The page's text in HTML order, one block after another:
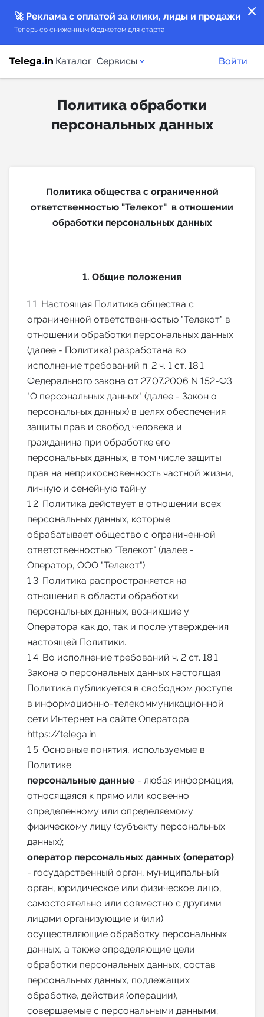
close
🚀 Реклама с оплатой за клики, лиды и продажи
Теперь со сниженным бюджетом для старта!
Каталог Сервисы
Каталог каналов
Индекс читаемости каналов в Telegram
Аналитика Telegram
Войти
Политика обработки
персональных данных
Политика общества с ограниченной
ответственностью "Телекот" в отношении
обработки персональных данных
1. Общие положения
1.1. Настоящая Политика общества с
ограниченной ответственностью "Телекот" в
отношении обработки персональных данных
(далее - Политика) разработана во
исполнение требований п. 2 ч. 1 ст. 18.1
Федерального закона от 27.07.2006 N 152-ФЗ
"О персональных данных" (далее - Закон о
персональных данных) в целях обеспечения
защиты прав и свобод человека и
гражданина при обработке его
персональных данных, в том числе защиты
прав на неприкосновенность частной жизни,
личную и семейную тайну.
1.2. Политика действует в отношении всех
персональных данных, которые
обрабатывает общество с ограниченной
ответственностью "Телекот" (далее -
Оператор, ООО "Телекот").
1.3. Политика распространяется на
отношения в области обработки
персональных данных, возникшие у
Оператора как до, так и после утверждения
настоящей Политики.
1.4. Во исполнение требований ч. 2 ст. 18.1
Закона о персональных данных настоящая
Политика публикуется в свободном доступе
в информационно-телекоммуникационной
сети Интернет на сайте Оператора
https://telega.in
1.5. Основные понятия, используемые в
Политике:
персональные данные - любая информация,
относящаяся к прямо или косвенно
определенному или определяемому
физическому лицу (субъекту персональных
данных);
оператор персональных данных (оператор)
- государственный орган, муниципальный
орган, юридическое или физическое лицо,
самостоятельно или совместно с другими
лицами организующие и (или)
осуществляющие обработку персональных
данных, а также определяющие цели
обработки персональных данных, состав
персональных данных, подлежащих
обработке, действия (операции),
совершаемые с персональными данными;